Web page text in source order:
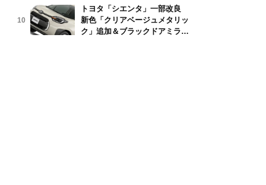
10
トヨタ「シエンタ」一部改良
新色「クリアベージュメタリッ
ク」追加＆ブラックドアミラー